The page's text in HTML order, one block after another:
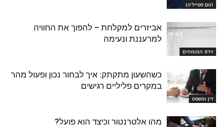
הום סטיילינג
זירת המומחים
אביזרים למקלחת – להפוך את החוויה
למרעננת ונעימה
דין ומשפט
כשהשעון מתקתק: איך לבחור נכון ופעול מהר
במקרים פליליים רגישים
מהו אלטרנטור וכיצד הוא פועל?